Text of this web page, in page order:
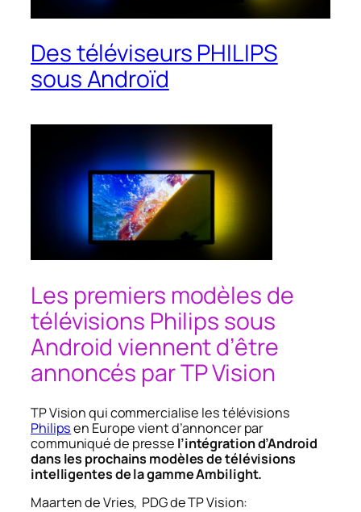
Des téléviseurs PHILIPS
sous Androïd
Les premiers modèles de
télévisions Philips sous
Android viennent d’être
annoncés par TP Vision
TP Vision qui commercialise les télévisions
Philipsen Europe vient d’annoncer par
communiqué de presse l’intégration d’Android
dans les prochains modèles de télévisions
intelligentes de la gamme Ambilight.
Maarten de Vries, PDG de TP Vision: